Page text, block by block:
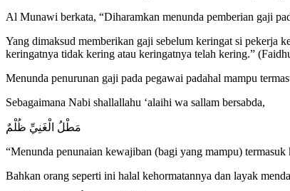
Al Munawi berkata, “Diharamkan menunda pemberian gaji
Yang dimaksud memberikan gaji sebelum keringat si pekerja
keringatnya tidak kering atau keringatnya telah kering.”
Menunda penurunan gaji pada pegawai padahal mampu
Sebagaimana Nabi shallallahu ‘alaihi wa sallam bersabda,
مَطْلُ الْغَنِيِّ ظُلْمٌ
“Menunda penunaian kewajiban (bagi yang mampu)
Bahkan orang seperti ini halal kehormatannya dan layak